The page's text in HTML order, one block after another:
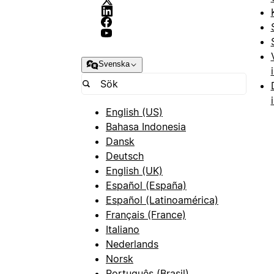
Svenska
English (US)
Bahasa Indonesia
Dansk
Deutsch
English (UK)
Español (España)
Español (Latinoamérica)
Français (France)
Italiano
Nederlands
Norsk